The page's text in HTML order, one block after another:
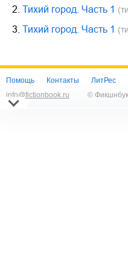
2. Тихий город. Часть 1
3. Тихий город. Часть 1
Помощь Контакты ЛитРес
info@fictionbook.ru
©